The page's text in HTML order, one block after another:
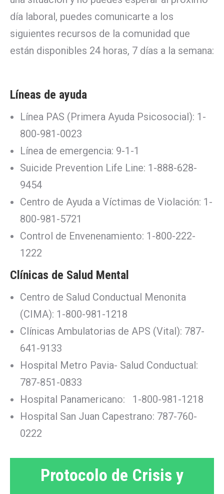
día laboral, puedes comunicarte a los
siguientes recursos de la comunidad que
están disponibles 24 horas, 7 días a la semana:
Líneas de ayuda
Línea PAS (Primera Ayuda Psicosocial): 1-
800-981-0023
Línea de emergencia: 9-1-1
Suicide Prevention Life Line: 1-888-628-
9454
Centro de Ayuda a Víctimas de Violación: 1-
800-981-5721
Control de Envenenamiento: 1-800-222-
1222
Clínicas de Salud Mental
Centro de Salud Conductual Menonita
(CIMA): 1-800-981-1218
Clínicas Ambulatorias de APS (Vital): 787-
641-9133
Hospital Metro Pavia- Salud Conductual:
787-851-0833
Hospital Panamericano: 1-800-981-1218
Hospital San Juan Capestrano: 787-760-
0222
Protocolo de Crisis y